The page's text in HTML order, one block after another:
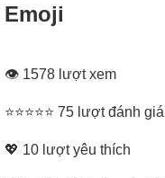
Emoji
👁 1578 lượt xem
⭐⭐⭐⭐⭐ 75 lượt đánh giá
💖 10 lượt yêu thích